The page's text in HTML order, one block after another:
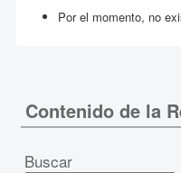
Por el momento, no
Contenido de la
Buscar